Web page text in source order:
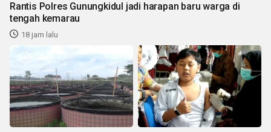
Rantis Polres Gunungkidul jadi harapan baru warga di
tengah kemarau
18 jam lalu